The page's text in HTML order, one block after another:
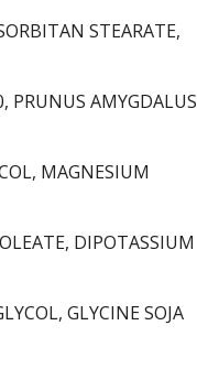
STEARATE,
PRUNUS AMYGDALUS
MAGNESIUM
DIPOTASSIUM
GLYCINE SOJA